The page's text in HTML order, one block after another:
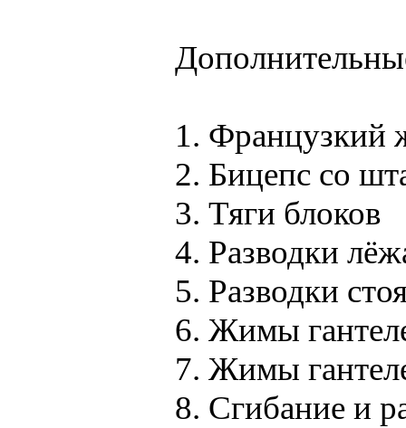
1. Французкий
2. Бицепс со
3. Тяги блоков
4. Разводки
5. Разводки
6. Жимы
7. Жимы
8. Сгибание и